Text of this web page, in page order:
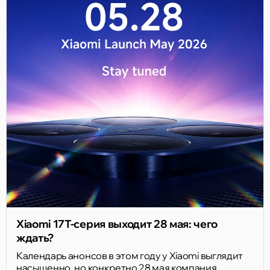
Xiaomi 17T-серия выходит 28 мая: чего
ждать?
Календарь анонсов в этом году у Xiaomi выглядит
насыщенно, но конкретно 28 мая компания